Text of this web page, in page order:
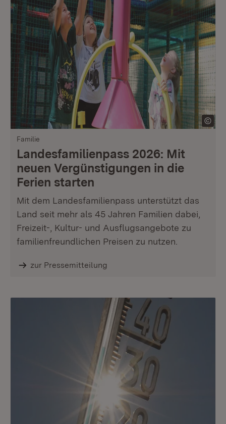
Familie
Landesfamilienpass 2026: Mit
neuen Vergünstigungen in die
Ferien starten
Mit dem Landesfamilienpass unterstützt das
Land seit mehr als 45 Jahren Familien dabei,
Freizeit-, Kultur- und Ausflugsangebote zu
familienfreundlichen Preisen zu nutzen.
zur Pressemitteilung